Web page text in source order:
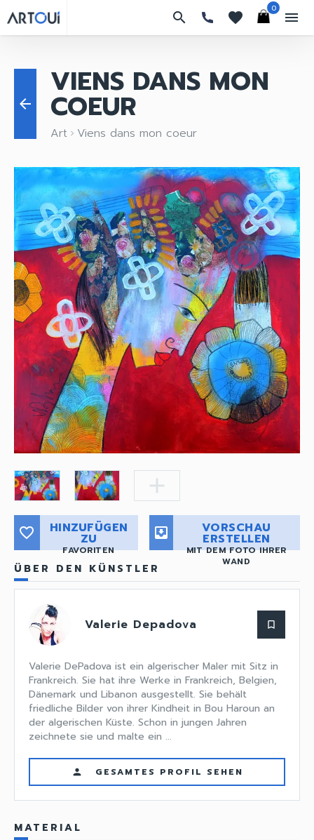
search favorites
0
menu
arrow_back
VIENS DANS MON
COEUR
Art keyboard_arrow_right Viens dans mon coeur
add
favorite_border HINZUFÜGEN
ZU
FAVORITEN
move_to_inbox VORSCHAU
ERSTELLEN
MIT DEM FOTO IHRER
WAND
ÜBER DEN KÜNSTLER
Valerie Depadova bookmark_border
Valerie DePadova ist ein algerischer Maler mit Sitz in
Frankreich. Sie hat ihre Werke in Frankreich, Belgien,
Dänemark und Libanon ausgestellt. Sie behält
friedliche Bilder von ihrer Kindheit in Bou Haroun an
der algerischen Küste. Schon in jungen Jahren
zeichnete sie und malte ein ...
person GESAMTES PROFIL SEHEN
MATERIAL